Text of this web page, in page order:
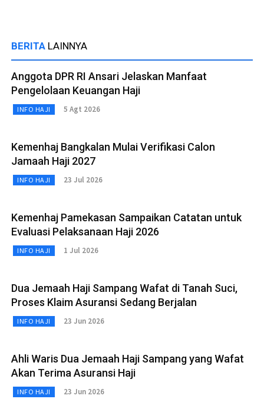
BERITA LAINNYA
Anggota DPR RI Ansari Jelaskan Manfaat
Pengelolaan Keuangan Haji
INFO HAJI 5 Agt 2026
Kemenhaj Bangkalan Mulai Verifikasi Calon
Jamaah Haji 2027
INFO HAJI 23 Jul 2026
Kemenhaj Pamekasan Sampaikan Catatan untuk
Evaluasi Pelaksanaan Haji 2026
INFO HAJI 1 Jul 2026
Dua Jemaah Haji Sampang Wafat di Tanah Suci,
Proses Klaim Asuransi Sedang Berjalan
INFO HAJI 23 Jun 2026
Ahli Waris Dua Jemaah Haji Sampang yang Wafat
Akan Terima Asuransi Haji
INFO HAJI 23 Jun 2026